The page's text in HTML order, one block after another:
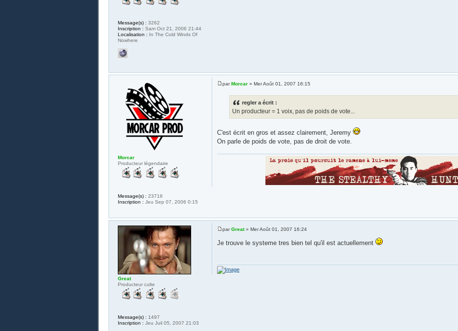
Message(s) : 3262
Inscription : Sam Oct 21, 2006 21:44
Localisation : In The Cold Winds Of
Nowhere
parMorcar» Mer Août 01, 2007 16:15
regler a écrit :
Un producteur = 1 voix, pas de poids de vote...
C'est écrit en gros et assez clairement, Jeremy
On parle de poids de vote, pas de droit de vote.
Morcar
Producteur légendaire
Message(s) : 23716
Inscription : Jeu Sep 07, 2006 0:15
parGreat» Mer Août 01, 2007 16:24
Je trouve le systeme tres bien tel qu'il est actuellement
Great
Producteur culte
Message(s) : 1497
Inscription : Jeu Juil 05, 2007 21:03